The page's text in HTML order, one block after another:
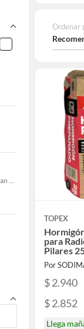
Sodimac San Miguel, Sodimac El Bosque, Sodimac San Bernardo, Constructor Cantagallo
Ordenar
TOPEX
para
Pilares
Por
$ 2.940
$ 2.852
Llega